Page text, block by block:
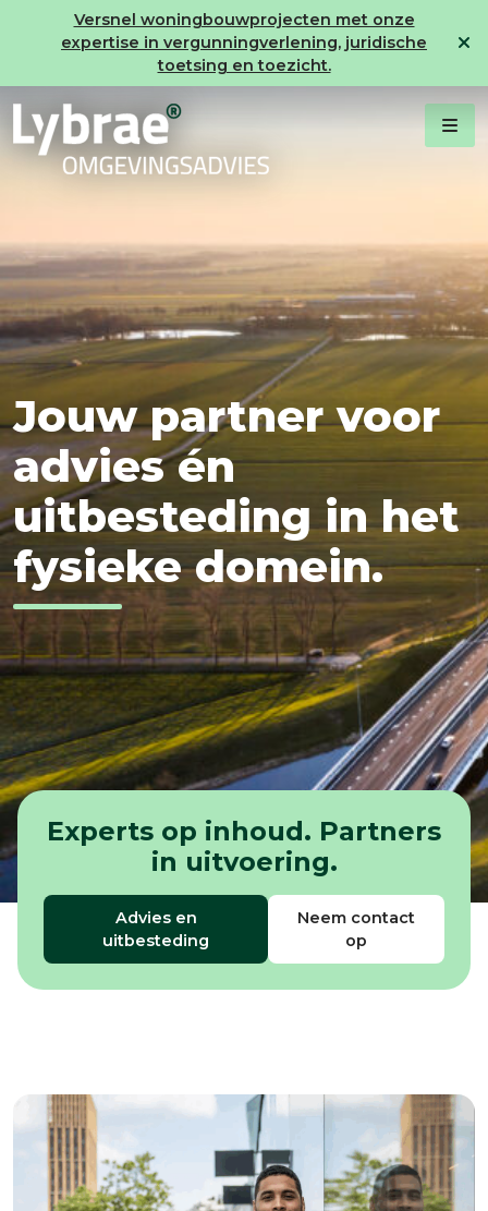
Versnel woningbouwprojecten met onze
expertise in vergunningverlening, juridische
toetsing en toezicht.
Jouw partner voor
advies én
uitbesteding in het
fysieke domein.
Experts op inhoud. Partners
in uitvoering.
Advies en
uitbesteding
Neem contact
op